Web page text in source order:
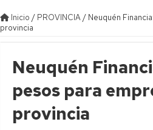
Inicio / PROVINCIA/ Neuquén
provincia
Neuquén
pesos para
provincia